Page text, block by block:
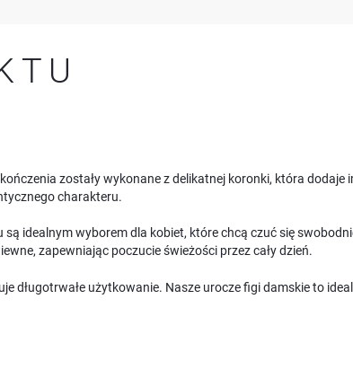
zostały wykonane z delikatnej koronki, która dodaje
charakteru.
idealnym wyborem dla kobiet, które chcą czuć się
zapewniając poczucie świeżości przez cały dzień.
długotrwałe użytkowanie. Nasze urocze figi damskie to